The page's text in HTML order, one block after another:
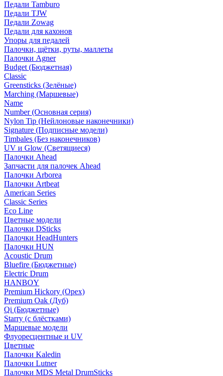
Педали Tamburo
Педали TJW
Педали Zowag
Педали для кахонов
Упоры для педалей
Палочки, щётки, руты, маллеты
Палочки Agner
Budget (Бюджетная)
Classic
Greensticks (Зелёные)
Marching (Маршевые)
Name
Number (Основная серия)
Nylon Tip (Нейлоновые наконечники)
Signature (Подписные модели)
Timbales (Без наконечников)
UV и Glow (Светящиеся)
Палочки Ahead
Запчасти для палочек Ahead
Палочки Arborea
Палочки Artbeat
American Series
Classic Series
Eco Line
Цветные модели
Палочки DSticks
Палочки HeadHunters
Палочки HUN
Acoustic Drum
Bluefire (Бюджетные)
Electric Drum
HANBOY
Premium Hickory (Орех)
Premium Oak (Дуб)
Qi (Бюджетные)
Starry (с блёстками)
Маршевые модели
Флуоресцентные и UV
Цветные
Палочки Kaledin
Палочки Lutner
Палочки MDS Metal DrumSticks